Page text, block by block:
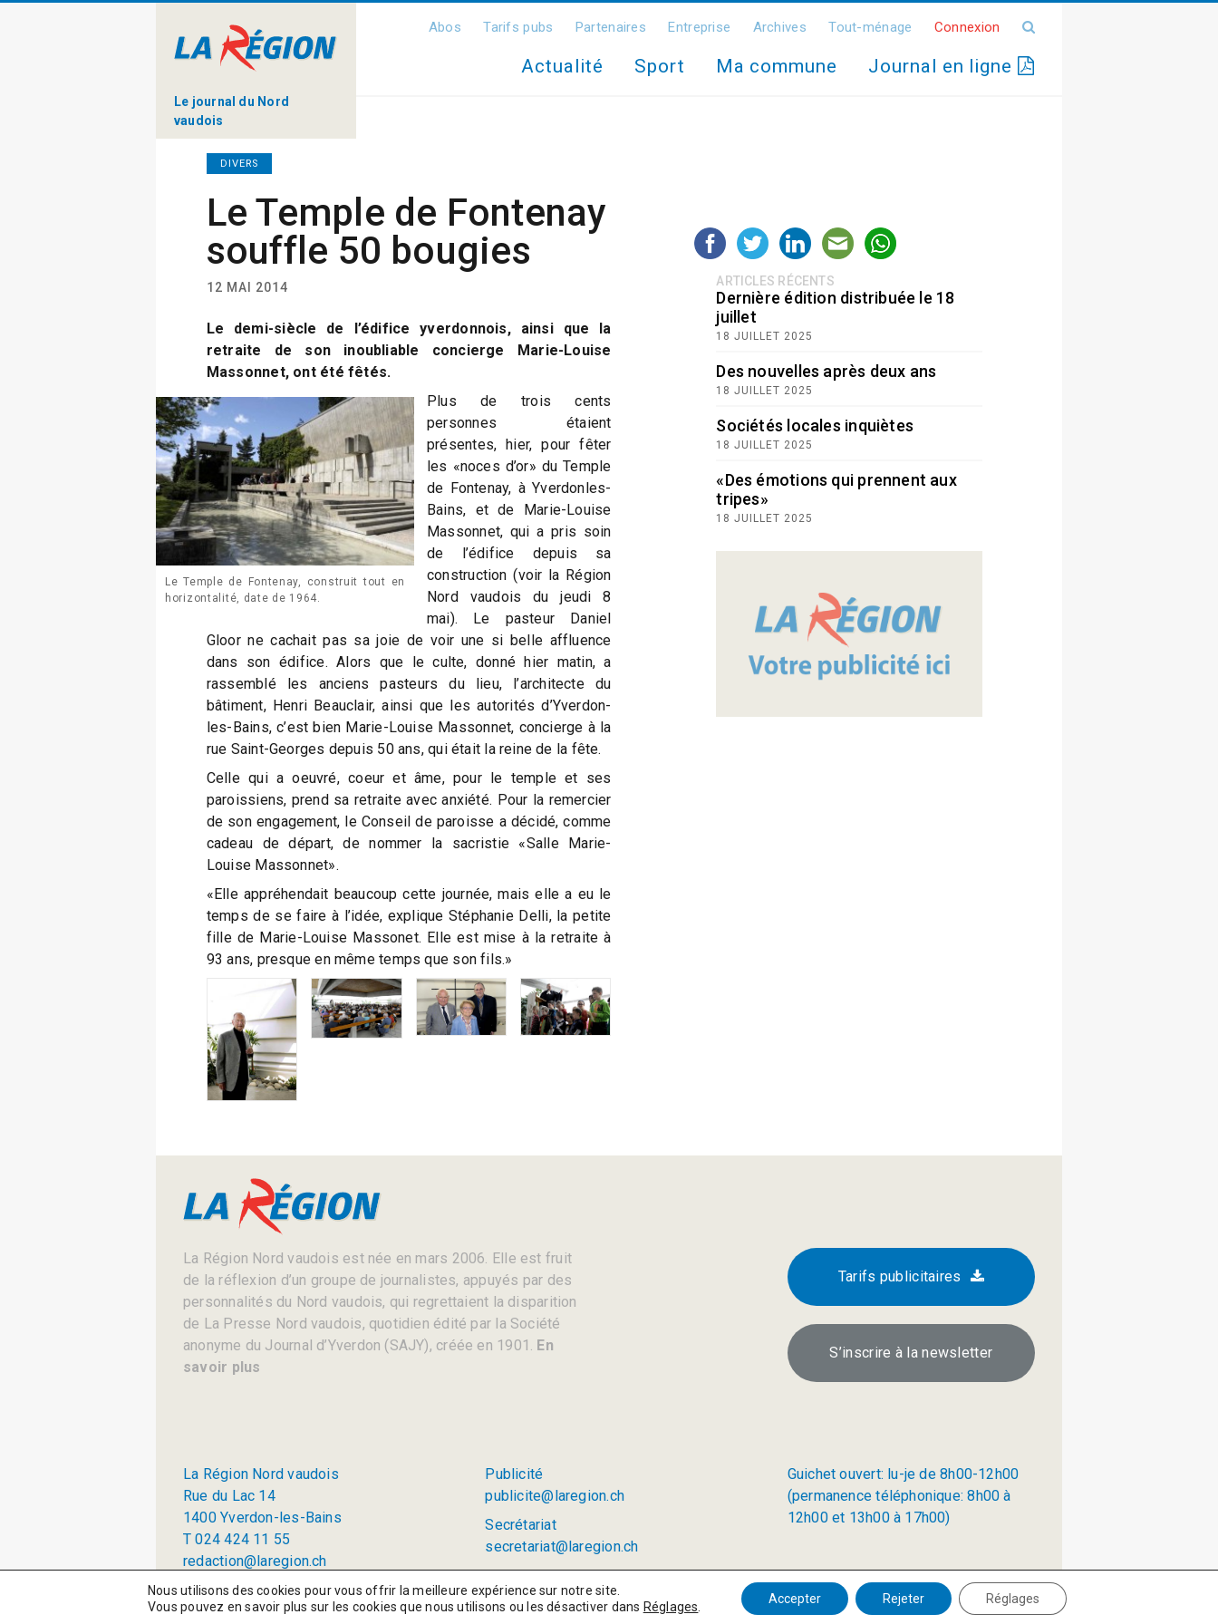
Le journal du Nord
vaudois
Abos Tarifs pubs Partenaires Entreprise Archives Tout-ménage Connexion
Actualité Sport Ma commune Journal en ligne
DIVERS
Le Temple de Fontenay
souffle 50 bougies
12 MAI 2014
Le demi-siècle de l’édifice yverdonnois, ainsi que la
retraite de son inoubliable concierge Marie-Louise
Massonnet, ont été fêtés.
Le Temple de Fontenay, construit tout en
horizontalité, date de 1964.
Plus de trois cents
personnes étaient
présentes, hier, pour fêter
les «noces d’or» du Temple
de Fontenay, à Yverdonles-
Bains, et de Marie-Louise
Massonnet, qui a pris soin
de l’édifice depuis sa
construction (voir la Région
Nord vaudois du jeudi 8
mai). Le pasteur Daniel
Gloor ne cachait pas sa joie de voir une si belle affluence
dans son édifice. Alors que le culte, donné hier matin, a
rassemblé les anciens pasteurs du lieu, l’architecte du
bâtiment, Henri Beauclair, ainsi que les autorités d’Yverdon-
les-Bains, c’est bien Marie-Louise Massonnet, concierge à la
rue Saint-Georges depuis 50 ans, qui était la reine de la fête.
Celle qui a oeuvré, coeur et âme, pour le temple et ses
paroissiens, prend sa retraite avec anxiété. Pour la remercier
de son engagement, le Conseil de paroisse a décidé, comme
cadeau de départ, de nommer la sacristie «Salle Marie-
Louise Massonnet».
«Elle appréhendait beaucoup cette journée, mais elle a eu le
temps de se faire à l’idée, explique Stéphanie Delli, la petite
fille de Marie-Louise Massonet. Elle est mise à la retraite à
93 ans, presque en même temps que son fils.»
ARTICLES RÉCENTS
Dernière édition distribuée le 18
juillet
18 JUILLET 2025
Des nouvelles après deux ans
18 JUILLET 2025
Sociétés locales inquiètes
18 JUILLET 2025
«Des émotions qui prennent aux
tripes»
18 JUILLET 2025
La Région Nord vaudois est née en mars 2006. Elle est fruit
de la réflexion d’un groupe de journalistes, appuyés par des
personnalités du Nord vaudois, qui regrettaient la disparition
de La Presse Nord vaudois, quotidien édité par la Société
anonyme du Journal d’Yverdon (SAJY), créée en 1901. En
savoir plus
Tarifs publicitaires
S’inscrire à la newsletter
La Région Nord vaudois
Rue du Lac 14
1400 Yverdon-les-Bains
T 024 424 11 55
redaction@laregion.ch
Publicité
publicite@laregion.ch
Secrétariat
secretariat@laregion.ch
Guichet ouvert: lu-je de 8h00-12h00
(permanence téléphonique: 8h00 à
12h00 et 13h00 à 17h00)
© 2026 La Région SA Politique de confidentialité
Nous utilisons des cookies pour vous offrir la meilleure expérience sur notre site.
Vous pouvez en savoir plus sur les cookies que nous utilisons ou les désactiver dans Réglages
Accepter Rejeter Réglages